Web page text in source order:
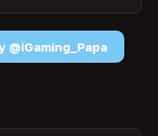
@iGaming_Papa